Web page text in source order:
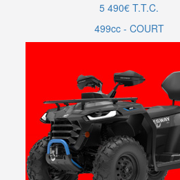
5 490€ T.T.C.
499cc - COURT